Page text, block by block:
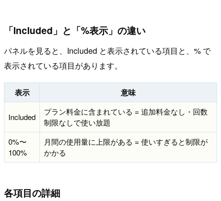
「Included」と「%表示」の違い
パネルを見ると、Included と表示されている項目と、% で
表示されている項目があります。
表示 意味
Included
プラン料金に含まれている = 追加料金なし・回数
制限なしで使い放題
0%〜
100%
月間の使用量に上限がある = 使いすぎると制限が
かかる
各項目の詳細